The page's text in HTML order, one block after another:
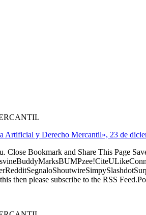
Artificial y Derecho Mercantil», 23 de
Close Bookmark and Share This Page
please subscribe to the RSS